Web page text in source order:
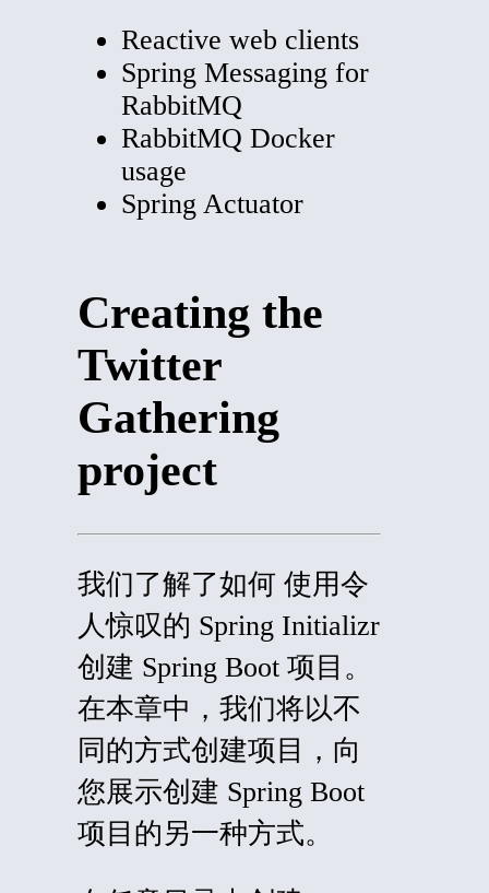
Reactive web clients
Spring Messaging for
RabbitMQ
RabbitMQ Docker
usage
Spring Actuator
Creating the
Twitter
Gathering
project
我们了解了如何 使用令
人惊叹的 Spring Initializr
创建 Spring Boot 项目。
在本章中，我们将以不
同的方式创建项目，向
您展示创建 Spring Boot
项目的另一种方式。